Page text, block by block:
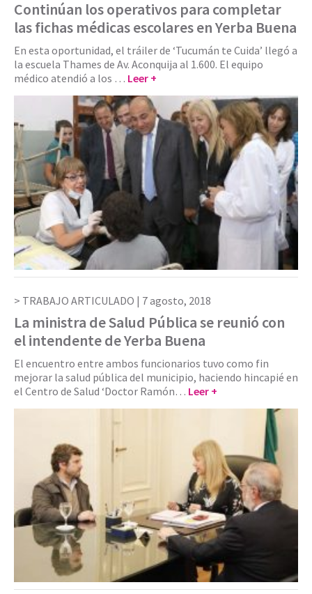
Continúan los operativos para completar
las fichas médicas escolares en Yerba Buena
En esta oportunidad, el tráiler de ‘Tucumán te Cuida’ llegó a
la escuela Thames de Av. Aconquija al 1.600. El equipo
médico atendió a los … Leer +
TRABAJO ARTICULADO | 7 agosto, 2018
La ministra de Salud Pública se reunió con
el intendente de Yerba Buena
El encuentro entre ambos funcionarios tuvo como fin
mejorar la salud pública del municipio, haciendo hincapié en
el Centro de Salud ‘Doctor Ramón… Leer +